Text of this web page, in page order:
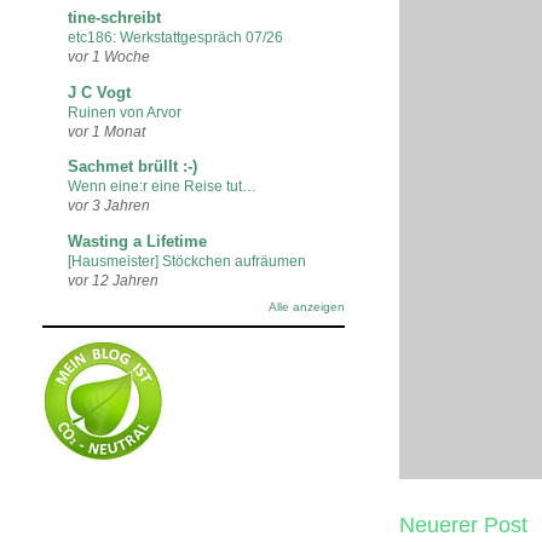
Neuerer Post
tine-schreibt
etc186: Werkstattgespräch 07/26
vor 1 Woche
J C Vogt
Ruinen von Arvor
vor 1 Monat
Sachmet brüllt :-)
Wenn eine:r eine Reise tut…
vor 3 Jahren
Wasting a Lifetime
[Hausmeister] Stöckchen aufräumen
vor 12 Jahren
Alle anzeigen